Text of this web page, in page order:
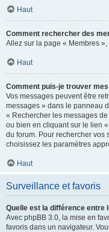
Haut
Comment rechercher des
Allez sur la page « Membres
Haut
Comment puis-je trouver
Vos messages peuvent être
messages » dans le panneau
« Rechercher les messages
ou bien en cliquant sur le lien
du forum. Pour rechercher vos
choisissez les paramètres
Haut
Surveillance et favoris
Quelle est la différence entre
Avec phpBB 3.0, la mise en
favoris dans un navigateur.